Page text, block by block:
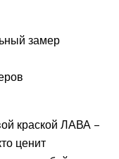
замер
краской ЛАВА –
ценит